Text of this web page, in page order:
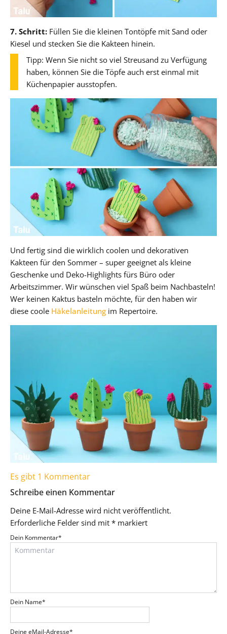
7. Schritt: Füllen Sie die kleinen Tontöpfe mit Sand oder
Kiesel und stecken Sie die Kakteen hinein.
Tipp: Wenn Sie nicht so viel Streusand zu Verfügung
haben, können Sie die Töpfe auch erst einmal mit
Küchenpapier ausstopfen.
Und fertig sind die wirklich coolen und dekorativen
Kakteen für den Sommer – super geeignet als kleine
Geschenke und Deko-Highlights fürs Büro oder
Arbeitszimmer. Wir wünschen viel Spaß beim Nachbasteln!
Wer keinen Kaktus basteln möchte, für den haben wir
diese coole Häkelanleitung im Repertoire.
Es gibt 1 Kommentar
Schreibe einen Kommentar
Deine E-Mail-Adresse wird nicht veröffentlicht.
Erforderliche Felder sind mit * markiert
Dein Kommentar*
Dein Name*
Deine eMail-Adresse*